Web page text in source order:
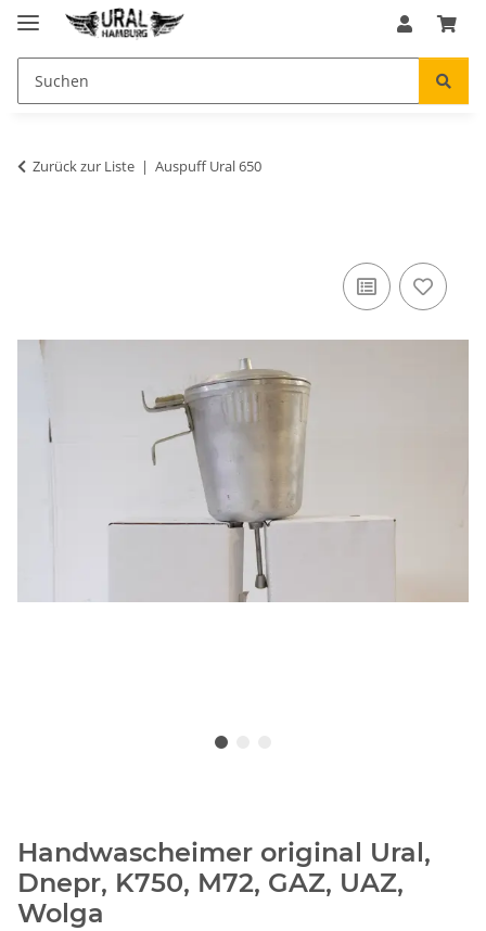
Zurück zur Liste Auspuff Ural 650
Handwascheimer original Ural,
Dnepr, K750, M72, GAZ, UAZ,
Wolga